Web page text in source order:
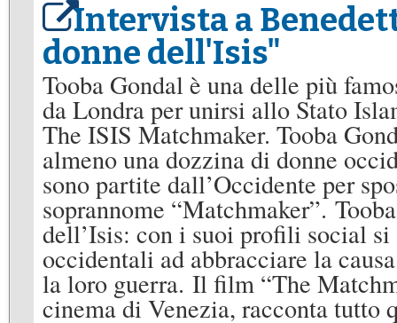
Intervista a
donne dell'Isis"
Tooba Gondal è una delle più
da Londra per unirsi allo Stato
The ISIS Matchmaker. Tooba
almeno una dozzina di donne
sono partite dall’Occidente per
soprannome “Matchmaker”.
dell’Isis: con i suoi profili social si
occidentali ad abbracciare la
la loro guerra. Il film “The
cinema di Venezia, racconta tutto